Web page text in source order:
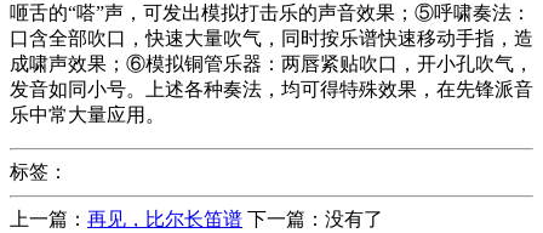
咂舌的“嗒”声，可发出模拟打击乐的声音效果；⑤呼啸奏法：
口含全部吹口，快速大量吹气，同时按乐谱快速移动手指，造
成啸声效果；⑥模拟铜管乐器：两唇紧贴吹口，开小孔吹气，
发音如同小号。上述各种奏法，均可得特殊效果，在先锋派音
乐中常大量应用。
标签：
上一篇： 再见，比尔长笛谱 下一篇：没有了